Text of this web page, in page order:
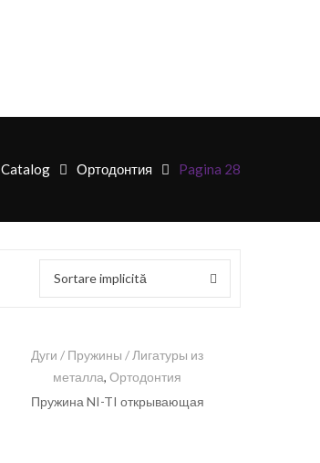
Catalog Ортодонтия Pagina 28
Sortare implicită
Дуги / Пружины / Лигатуры из
металла,Ортодонтия
Пружина NI-TI открывающая